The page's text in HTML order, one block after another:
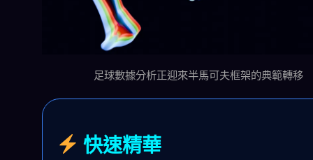
足球數據分析正迎來半馬可夫框架的典範轉移
快速精華